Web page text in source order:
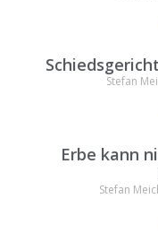
Stefan
Erbe kann
Stefan